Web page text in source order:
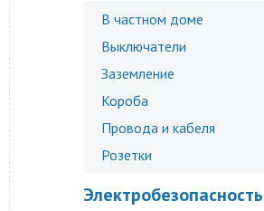
В частном доме
Выключатели
Заземление
Короба
Провода и кабеля
Розетки
Электробезопасность